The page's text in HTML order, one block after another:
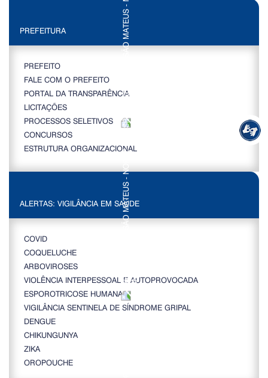
PREFEITURA
PREFEITO
FALE COM O PREFEITO
PORTAL DA TRANSPARÊNCIA
LICITAÇÕES
PROCESSOS SELETIVOS
CONCURSOS
ESTRUTURA ORGANIZACIONAL
ALERTAS: VIGILÂNCIA EM SAÚDE
COVID
COQUELUCHE
ARBOVIROSES
VIOLÊNCIA INTERPESSOAL E AUTOPROVOCADA
ESPOROTRICOSE HUMANA
VIGILÂNCIA SENTINELA DE SÍNDROME GRIPAL
DENGUE
CHIKUNGUNYA
ZIKA
OROPOUCHE